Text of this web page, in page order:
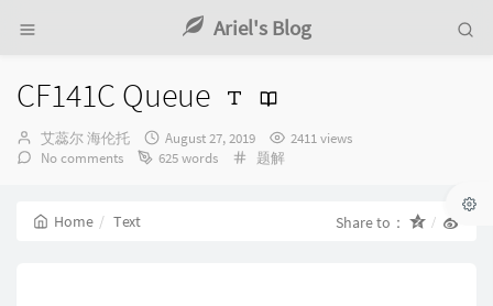
Ariel's Blog
CF141C Queue
Author：
艾蕊尔 海伦托
发
布
August 27, 2019
2411 views
No comments
625 words Categories：
题解
Home Text Share to：